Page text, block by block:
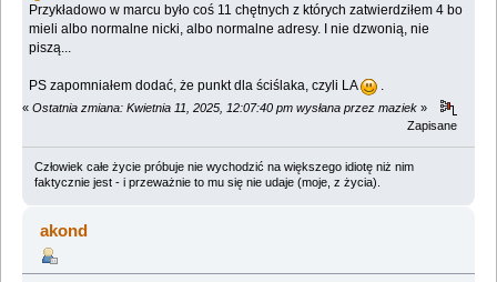
Przykładowo w marcu było coś 11 chętnych z których zatwierdziłem 4 bo
mieli albo normalne nicki, albo normalne adresy. I nie dzwonią, nie
piszą...
PS zapomniałem dodać, że punkt dla ściślaka, czyli LA .
« Ostatnia zmiana: Kwietnia 11, 2025, 12:07:40 pm wysłana przez maziek »
Zapisane
Człowiek całe życie próbuje nie wychodzić na większego idiotę niż nim
faktycznie jest - i przeważnie to mu się nie udaje (moje, z życia).
akond